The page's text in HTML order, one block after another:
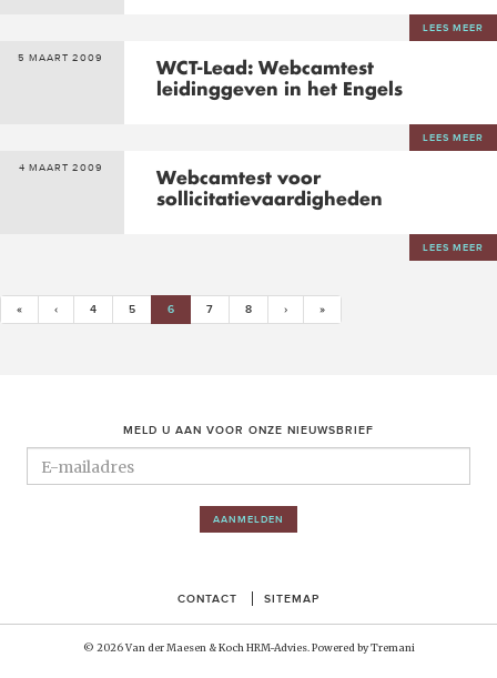
LEES MEER
5 MAART 2009
WCT-Lead: Webcamtest
leidinggeven in het Engels
LEES MEER
4 MAART 2009
Webcamtest voor
sollicitatievaardigheden
LEES MEER
« ‹ 4 5 6(CURRENT)
7 8 › »
MELD U AAN VOOR ONZE NIEUWSBRIEF
AANMELDEN
CONTACT SITEMAP
© 2026 Van der Maesen & Koch HRM-Advies. Powered byTremani